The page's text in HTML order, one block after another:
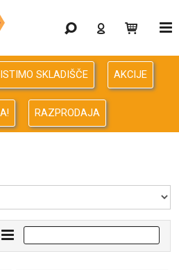
SKLADIŠČE AKCIJE
RAZPRODAJA